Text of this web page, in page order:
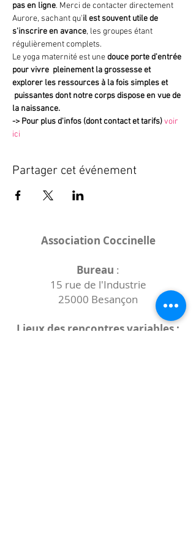
pas en ligne. Merci de contacter directement
Aurore, sachant qu'il est souvent utile de
s'inscrire en avance, les groupes étant
régulièrement complets.
Le yoga maternité est une douce porte d'entrée
pour vivre  pleinement la grossesse et
explorer les ressources à la fois simples et
puissantes dont notre corps dispose en vue de
la naissance.
-> Pour plus d'infos (dont contact et tarifs)voir
ici
Partager cet événement
Association Coccinelle
Bureau :
15 rue de l'Industrie
25000 Besançon
Lieux des rencontres variables :